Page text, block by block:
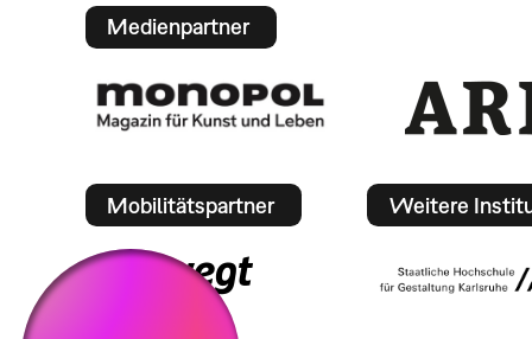
Medienpartner
Mobilitätspartner Weitere